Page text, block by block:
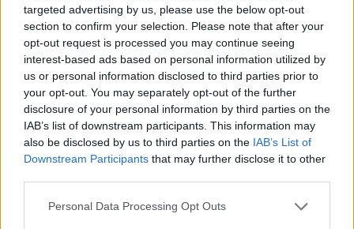
targeted advertising by us, please use the below opt-out
section to confirm your selection. Please note that after your
opt-out request is processed you may continue seeing
interest-based ads based on personal information utilized by
us or personal information disclosed to third parties prior to
your opt-out. You may separately opt-out of the further
disclosure of your personal information by third parties on the
IAB’s list of downstream participants. This information may
also be disclosed by us to third parties on the IAB’s List of
Downstream Participants that may further disclose it to other
Personal Data Processing Opt Outs
Loureiro quer criar tradição própria
27/05/2026